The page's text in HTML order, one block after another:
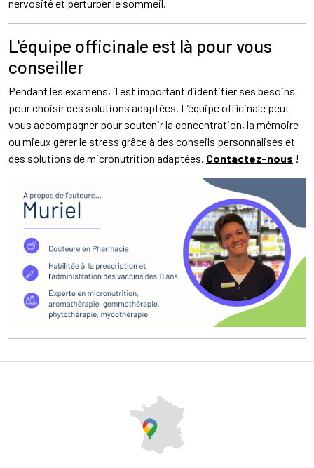
nervosité et perturber le sommeil.
L'équipe officinale est là pour vous
conseiller
Pendant les examens, il est important d’identifier ses besoins
pour choisir des solutions adaptées. L’équipe officinale peut
vous accompagner pour soutenir la concentration, la mémoire
ou mieux gérer le stress grâce à des conseils personnalisés et
des solutions de micronutrition adaptées. Contactez-nous !